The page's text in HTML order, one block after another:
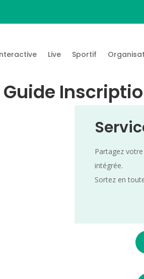
Live Sportif
Partagez
intégrée.
Sortez en